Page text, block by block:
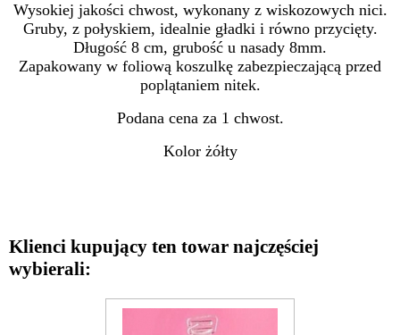
Wysokiej jakości chwost, wykonany z wiskozowych nici.
Gruby, z połyskiem, idealnie gładki i równo przycięty.
Długość 8 cm, grubość u nasady 8mm.
Zapakowany w foliową koszulkę zabezpieczającą przed
poplątaniem nitek.
Podana cena za 1 chwost.
Kolor żółty
Klienci kupujący ten towar najczęściej
wybierali: